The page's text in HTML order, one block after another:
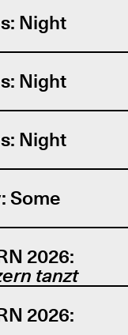
Night
Night
Night
Some
2026:
tanzt
2026: